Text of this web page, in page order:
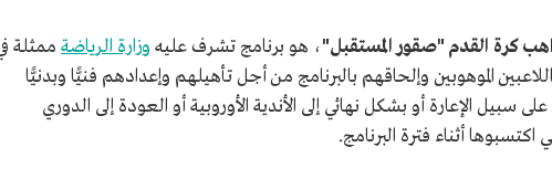
كرة القدم "صقور المستقبل"، هو برنامج تشرف عليه وزارة الرياضة ممثلة
الموهوبين وإلحاقهم بالبرنامج من أجل تأهيلهم وإعدادهم فنيًّا وبدنيًّا
سبيل الإعارة أو بشكل نهائي إلى الأندية الأوروبية أو العودة إلى الدوري
أثناء فترة البرنامج.